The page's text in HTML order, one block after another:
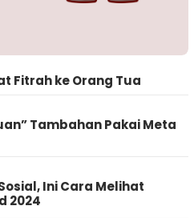
Fitrah ke Orang Tua
Tambahan Pakai Meta
Ini Cara Melihat
2024